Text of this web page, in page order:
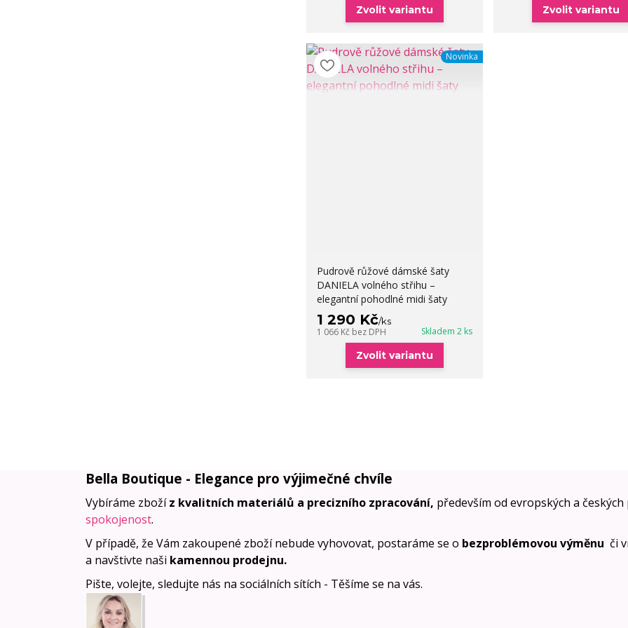
Zvolit variantu Zvolit variantu
Novinka
Pudrově růžové dámské šaty
DANIELA volného střihu –
elegantní pohodlné midi šaty
1 290 Kč/ks
1 066 Kč bez DPH Skladem 2 ks
Zvolit variantu
Bella Boutique - Elegance pro výjimečné chvíle
Vybíráme zbožíz kvalitních materiálů a precizního zpracování, především od evropských a
spokojenost.
V případě, že Vám zakoupené zboží nebude vyhovovat, postaráme se o bezproblémovou výměnu či
a navštivte naši kamennou prodejnu.
Pište, volejte, sledujte nás na sociálních sítích - Těšíme se na vás.